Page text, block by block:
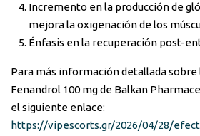
Incremento en la producción de
mejora la oxigenación de los
Énfasis en la recuperación post-
Para más información detallada
Fenandrol 100 mg de Balkan
el siguiente enlace:
https://vipescorts.gr/2026/04/28/